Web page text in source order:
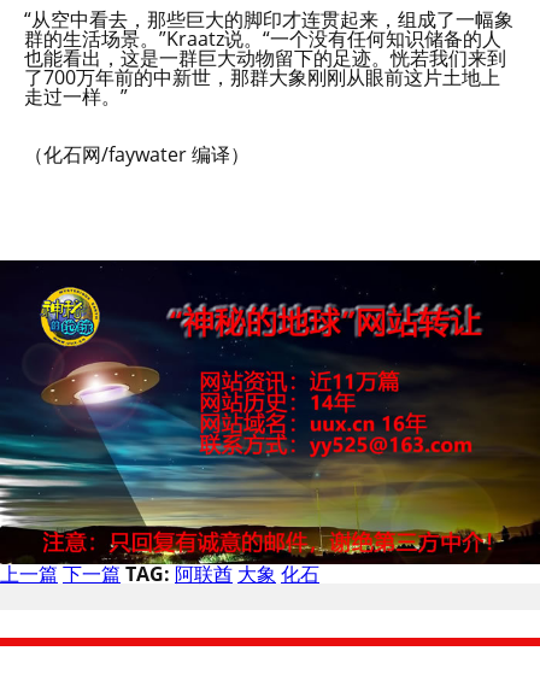
“从空中看去，那些巨大的脚印才连贯起来，组成了一幅象
群的生活场景。”Kraatz说。“一个没有任何知识储备的人
也能看出，这是一群巨大动物留下的足迹。恍若我们来到
了700万年前的中新世，那群大象刚刚从眼前这片土地上
走过一样。”
（化石网/faywater 编译）
上一篇 下一篇 TAG: 阿联酋 大象 化石